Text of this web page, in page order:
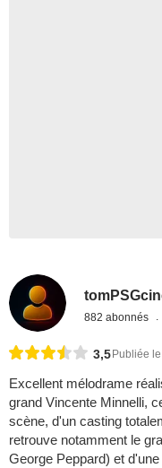
882 abonnés
3,5 Publiée
Excellent mélodrame
grand Vincente Minnelli,
scène, d'un casting
retrouve notamment le
George Peppard) et